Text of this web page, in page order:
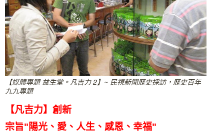
【媒體專題 益生堂。凡吉力 2】~ 民視新聞歷史採訪，歷史百年
九九專題
【凡吉力】創新
宗旨"陽光、愛、人生、感恩、幸福"